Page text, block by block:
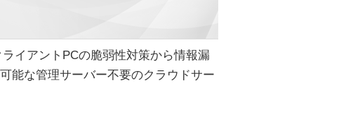
イアントPCの脆弱性対策から情報漏
能な管理サーバー不要のクラウドサー